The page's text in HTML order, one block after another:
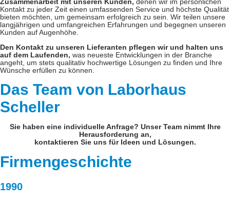
Zusammenarbeit mit unseren Kunden, denen wir im persönlichen
Kontakt zu jeder Zeit einen umfassenden Service und höchste Qualität
bieten möchten, um gemeinsam erfolgreich zu sein. Wir teilen unsere
langjährigen und umfangreichen Erfahrungen und begegnen unseren
Kunden auf Augenhöhe.
Den Kontakt zu unseren Lieferanten pflegen wir und halten uns
auf dem Laufenden, was neueste Entwicklungen in der Branche
angeht, um stets qualitativ hochwertige Lösungen zu finden und Ihre
Wünsche erfüllen zu können.
Das Team von Laborhaus
Scheller
Sie haben eine individuelle Anfrage? Unser Team nimmt Ihre
Herausforderung an,
kontaktieren Sie uns für Ideen und Lösungen.
Firmengeschichte
1990